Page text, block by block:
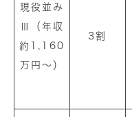
現役並み
Ⅲ（年収
約1,160
万円〜）
3割